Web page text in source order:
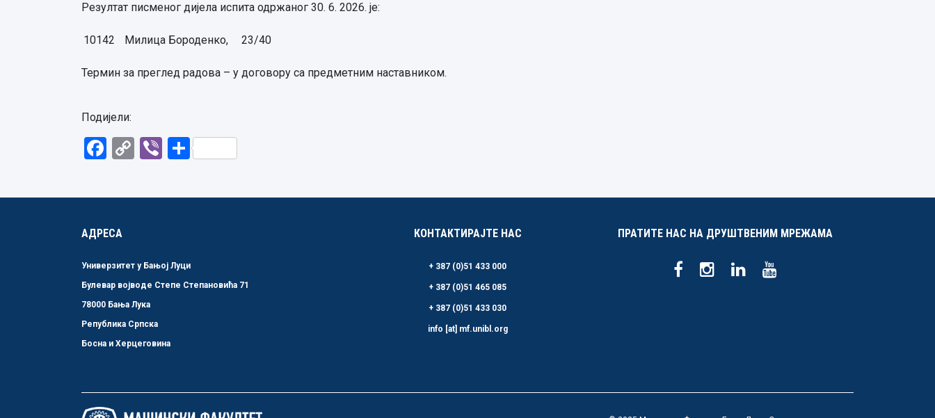
Резултат писменог дијела испита одржаног 30. 6. 2026. је:
10142 Милица Бороденко, 23/40
Термин за преглед радова – у договору са предметним наставником.
Подијели:
Facebook
CopyViberShare
АДРЕСА
Универзитет у Бањој Луци
Булевар војводе Степе Степановића 71
78000 Бања Лука
Република Српска
Босна и Херцеговина
КОНТАКТИРАЈТЕ НАС
+ 387 (0)51 433 000
+ 387 (0)51 465 085
+ 387 (0)51 433 030
info [at] mf.unibl.org
ПРАТИТЕ НАС НА ДРУШТВЕНИМ МРЕЖАМА